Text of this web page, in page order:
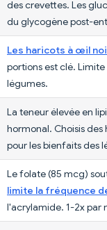
des crevettes. Les
du glycogène post-
Les haricots à œil
portions est clé.
légumes.
La teneur élevée en
hormonal. Choisis
pour les bienfaits des
Le folate (85 mcg)
limite la fréquence
l'acrylamide. 1-2x par